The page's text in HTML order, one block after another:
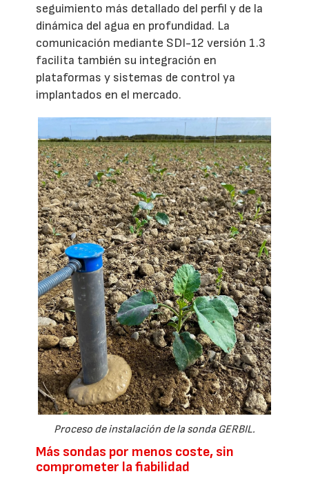
seguimiento más detallado del perfil y de la
dinámica del agua en profundidad. La
comunicación mediante SDI-12 versión 1.3
facilita también su integración en
plataformas y sistemas de control ya
implantados en el mercado.
Proceso de instalación de la sonda GERBIL.
Más sondas por menos coste, sin
comprometer la fiabilidad